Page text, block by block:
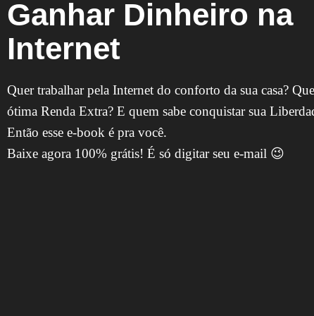
Ganhar Dinheiro na
Internet
Quer trabalhar pela Internet do conforto da sua casa?
ótima Renda Extra? E quem sabe conquistar sua
Então esse e-book é pra você.
Baixe agora 100% grátis! É só digitar seu e-mail 😉